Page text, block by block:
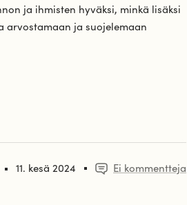
11. kesä 2024
Ei kommentteja
ja ihmisten hyväksi, minkä lisäksi
arvostamaan ja suojelemaan